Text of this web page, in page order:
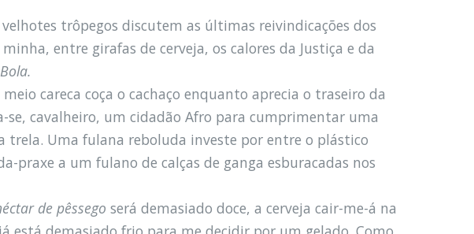
trôpegos discutem as últimas reivindicações dos
entre girafas de cerveja, os calores da Justiça e da
careca coça o cachaço enquanto aprecia o traseiro da
se, cavalheiro, um cidadão Afro para cumprimentar uma
trela. Uma fulana reboluda investe por entre o plástico
praxe a um fulano de calças de ganga esburacadas nos
de pêssego será demasiado doce, a cerveja cair-me-á na